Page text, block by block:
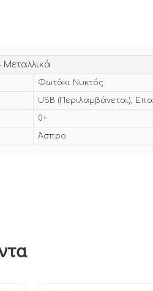
Μεταλλικά
Φωτάκι Νυκτός
USB (Περιλαμβάνεται),
0+
Άσπρο